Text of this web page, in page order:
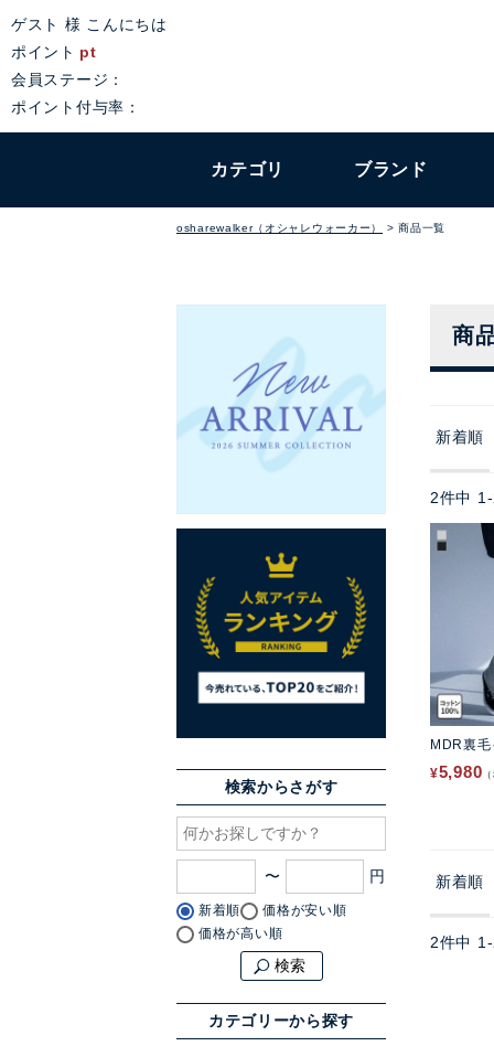
ゲスト 様 こんにちは
ポイント pt
会員ステージ：
ポイント付与率：
カテゴリ ブランド
osharewalker（オシャレウォーカー） 商品一覧
検索からさがす
〜
新着順
価格が安い順
価格が高い順
検索
カテゴリーから探す
商
新着順
2件中 1 -
MDR裏
¥5,980
新着順
2件中 1 -